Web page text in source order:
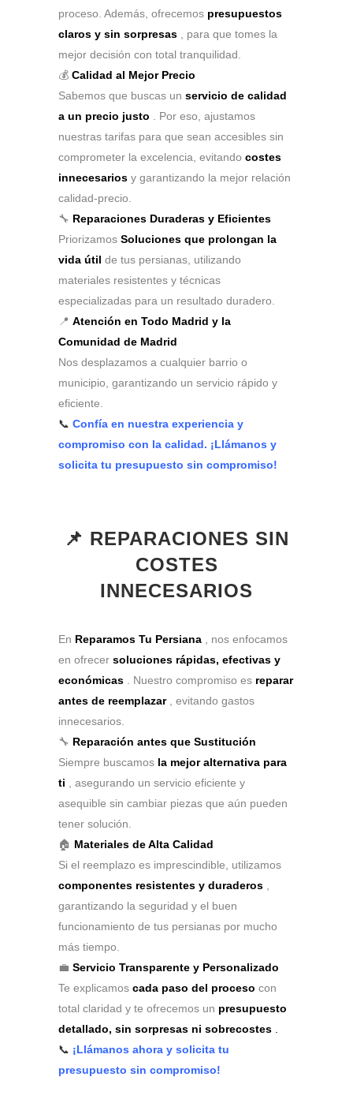
proceso. Además, ofrecemos presupuestos
claros y sin sorpresas , para que tomes la
mejor decisión con total tranquilidad.
💰 Calidad al Mejor Precio
Sabemos que buscas un servicio de calidad
a un precio justo . Por eso, ajustamos
nuestras tarifas para que sean accesibles sin
comprometer la excelencia, evitando costes
innecesarios y garantizando la mejor relación
calidad-precio.
🔧 Reparaciones Duraderas y Eficientes
Priorizamos Soluciones que prolongan la
vida útil de tus persianas, utilizando
materiales resistentes y técnicas
especializadas para un resultado duradero.
📍 Atención en Todo Madrid y la
Comunidad de Madrid
Nos desplazamos a cualquier barrio o
municipio, garantizando un servicio rápido y
eficiente.
📞 Confía en nuestra experiencia y
compromiso con la calidad. ¡Llámanos y
solicita tu presupuesto sin compromiso!
📌 REPARACIONES SIN
COSTES
INNECESARIOS
En Reparamos Tu Persiana , nos enfocamos
en ofrecer soluciones rápidas, efectivas y
económicas . Nuestro compromiso es reparar
antes de reemplazar, evitando gastos
innecesarios.
🔧 Reparación antes que Sustitución
Siempre buscamos la mejor alternativa para
ti , asegurando un servicio eficiente y
asequible sin cambiar piezas que aún pueden
tener solución.
🏠 Materiales de Alta Calidad
Si el reemplazo es imprescindible, utilizamos
componentes resistentes y duraderos ,
garantizando la seguridad y el buen
funcionamiento de tus persianas por mucho
más tiempo.
💼 Servicio Transparente y Personalizado
Te explicamos cada paso del proceso con
total claridad y te ofrecemos un presupuesto
detallado, sin sorpresas ni sobrecostes .
📞 ¡Llámanos ahora y solicita tu
presupuesto sin compromiso!